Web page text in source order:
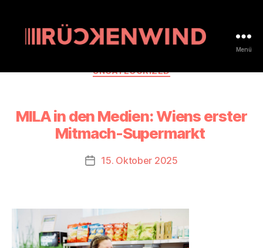
Menü
UNCATEGORIZED
MILA in den Medien: Wiens erster
Mitmach-Supermarkt
Beitragsdatum
15. Oktober 2025